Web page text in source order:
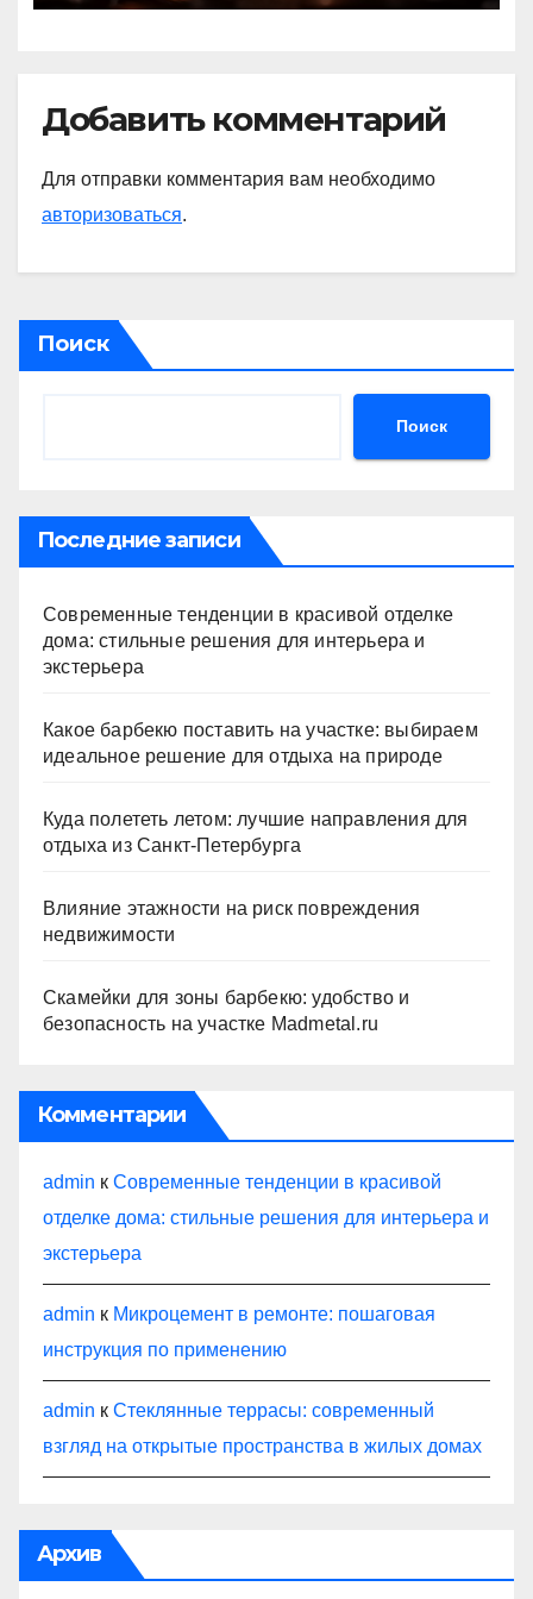
Добавить комментарий
Для отправки комментария вам необходимо
авторизоваться.
Поиск
Поиск
Последние записи
Современные тенденции в красивой отделке
дома: стильные решения для интерьера и
экстерьера
Какое барбекю поставить на участке: выбираем
идеальное решение для отдыха на природе
Куда полететь летом: лучшие направления для
отдыха из Санкт-Петербурга
Влияние этажности на риск повреждения
недвижимости
Скамейки для зоны барбекю: удобство и
безопасность на участке Madmetal.ru
Комментарии
admin к Современные тенденции в красивой
отделке дома: стильные решения для интерьера и
экстерьера
admin к Микроцемент в ремонте: пошаговая
инструкция по применению
admin к Стеклянные террасы: современный
взгляд на открытые пространства в жилых домах
Архив